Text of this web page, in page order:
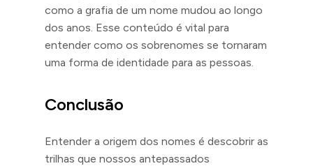
como a grafia de um nome mudou ao longo
dos anos. Esse conteúdo é vital para
entender como os sobrenomes se tornaram
uma forma de identidade para as pessoas.
Conclusão
Entender a origem dos nomes é descobrir as
trilhas que nossos antepassados